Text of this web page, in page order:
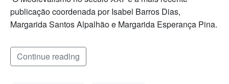
publicação coordenada por Isabel Barros Dias,
Margarida Santos Alpalhão e Margarida Esperança Pina.
Continue reading